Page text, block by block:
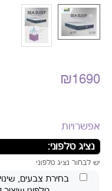
אפשרויות
נציג טלפוני: